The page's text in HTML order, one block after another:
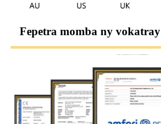
Fepetra momba ny vokatray